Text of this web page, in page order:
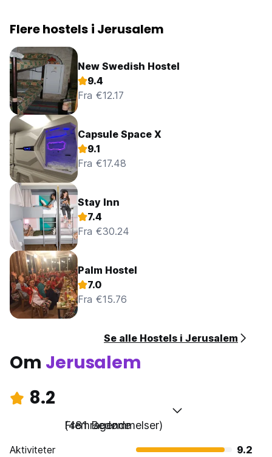
Flere hostels i Jerusalem
New Swedish Hostel
9.4
Fra €12.17
Capsule Space X
9.1
Fra €17.48
Stay Inn
7.4
Fra €30.24
Palm Hostel
7.0
Fra €15.76
Se alle Hostels i Jerusalem
Om Jerusalem
8.2
Fremragende
(481 Bedømmelser)
Aktiviteter
9.2